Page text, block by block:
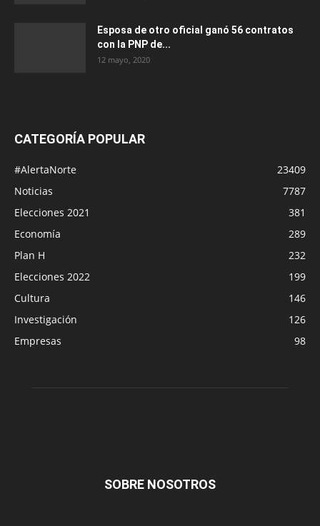
Esposa de otro oficial ganó 56 contratos
con la PNP de...
12 mayo, 2020
CATEGORÍA POPULAR
#AlertaNorte
23409
Noticias
7787
Elecciones 2021
381
Economía
289
Plan H
232
Elecciones 2022
199
Cultura
146
Investigación
126
Empresas
98
SOBRE NOSOTROS